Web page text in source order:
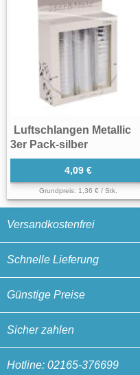
Versandkostenfrei
Schnelle Lieferung
Günstige Preise
Sicher zahlen
Hotline: 02165-376699
Luftschlangen Metallic
3er Pack-silber
4,09 €
Grundpreis: 1,36 € / Stk.